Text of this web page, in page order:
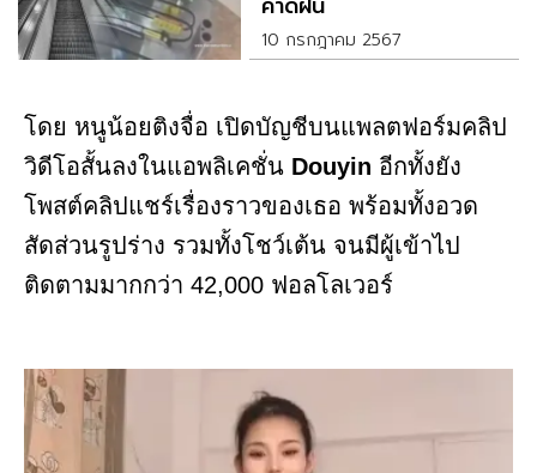
10 กรกฎาคม 2567
โดย หนูน้อยติงจื่อ เปิดบัญชีบนแพลตฟอร์มคลิป
วิดีโอสั้นลงในแอพลิเคชั่น Douyin อีกทั้งยัง
โพสต์คลิปแชร์เรื่องราวของเธอ พร้อมทั้งอวด
สัดส่วนรูปร่าง รวมทั้งโชว์เต้น จนมีผู้เข้าไป
ติดตามมากกว่า 42,000 ฟอลโลเวอร์